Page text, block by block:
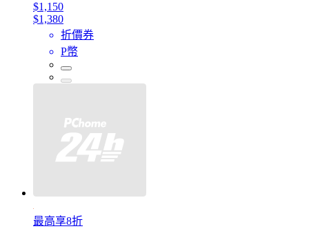
$1,150
$1,380
折價券
P幣
最高享8折